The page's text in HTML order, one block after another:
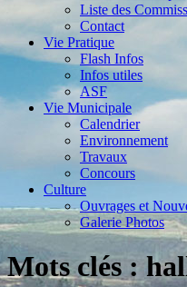
Liste des
Contact
Vie Pratique
Flash Infos
Infos utiles
ASF
Vie Municipale
Calendrier
Environnement
Travaux
Concours
Culture
Ouvrages et
Galerie Photos
Mots clés :